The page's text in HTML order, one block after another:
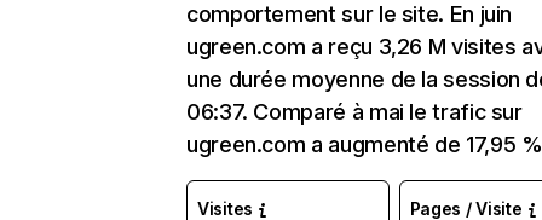
comportement sur le site. En juin
ugreen.com a reçu 3,26 M visites
une durée moyenne de la session
06:37. Comparé à mai le trafic sur
ugreen.com a augmenté de 17,95
Visites Pages / Visite